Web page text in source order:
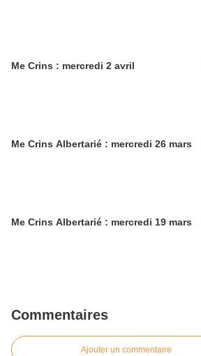
Me Crins : mercredi 2 avril
Me Crins Albertarié : mercredi 26 mars
Me Crins Albertarié : mercredi 19 mars
Commentaires
Ajouter un commentaire